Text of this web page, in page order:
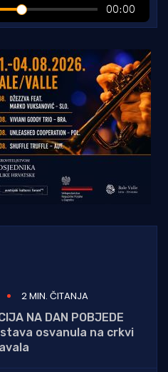
2 MIN. ČITANJA
NA DAN POBJEDE
osvanula na crkvi